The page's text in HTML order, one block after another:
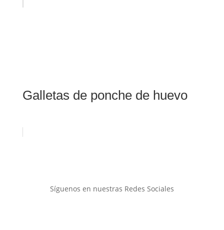
Galletas de ponche de huevo
Síguenos en nuestras Redes Sociales